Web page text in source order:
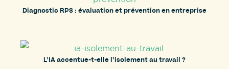
Diagnostic RPS : évaluation et prévention en entreprise
L’IA accentue-t-elle l’isolement au travail ?